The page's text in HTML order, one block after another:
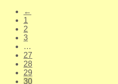
←
1
2
3
…
27
28
29
30